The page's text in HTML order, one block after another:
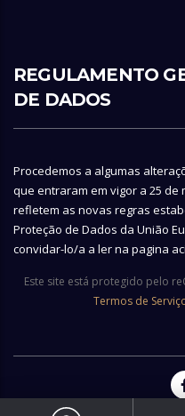
REGULAMENTO
DE DADOS
Procedemos a algumas
que entraram em vigor a 25 de
refletem as novas regras
Proteção de Dados da União
convidar-lo/a a ler na pagina
Este site está protegido pelo
Termos de